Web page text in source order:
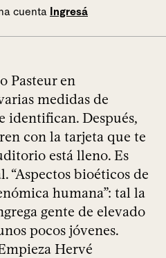
cuenta Ingresá
Pasteur en
medidas de
identifican. Después,
con la tarjeta que te
está lleno. Es
“Aspectos bioéticos de
humana”: tal la
gente de elevado
pocos jóvenes.
Hervé